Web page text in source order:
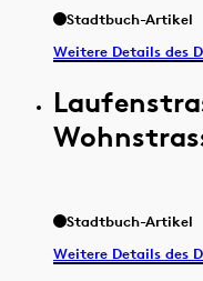
Stadtbuch-Artikel
Weitere Details des
Stadtbuch-Artikel
Weitere Details des